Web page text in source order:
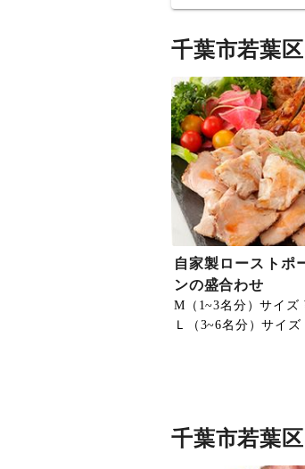
千葉市若葉
自家製ローストポ
ンの盛合わせ
M（1~3名分）サイズ
Ｌ（3~6名分）サイズ
千葉市若葉